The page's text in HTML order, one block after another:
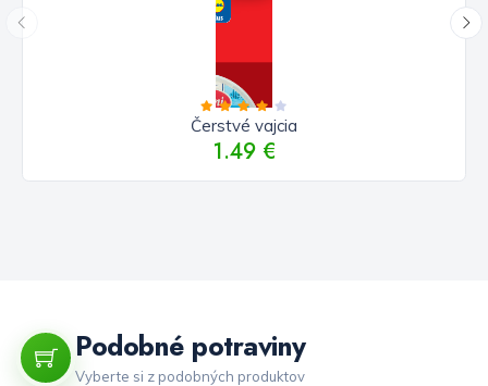
Čerstvé vajcia
1.49 €
Podobné potraviny
Vyberte si z podobných produktov